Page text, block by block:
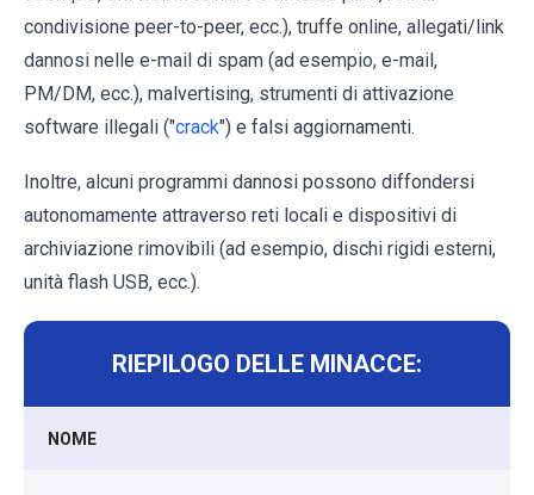
condivisione peer-to-peer, ecc.), truffe online, allegati/link
dannosi nelle e-mail di spam (ad esempio, e-mail,
PM/DM, ecc.), malvertising, strumenti di attivazione
software illegali ("crack") e falsi aggiornamenti.
Inoltre, alcuni programmi dannosi possono diffondersi
autonomamente attraverso reti locali e dispositivi di
archiviazione rimovibili (ad esempio, dischi rigidi esterni,
unità flash USB, ecc.).
RIEPILOGO DELLE MINACCE:
NOME